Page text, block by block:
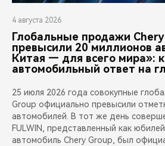
4 августа 2026
Глобальные продажи
превысили 20 миллионов
Китая — для всего мира»:
автомобильный ответ на
25 июля 2026 года совокупные
Group официально превысили
автомобилей. В тот же день
FULWIN, представленный как
автомобиль Chery Group, был